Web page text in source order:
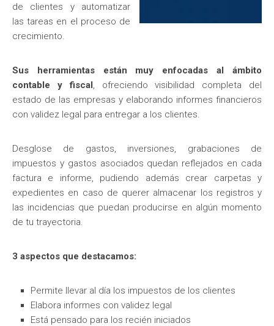
de clientes y automatizar
las tareas en el proceso de
crecimiento.
Sus herramientas están muy enfocadas al ámbito
contable y fiscal, ofreciendo visibilidad completa del
estado de las empresas y elaborando informes financieros
con validez legal para entregar a los clientes.
Desglose de gastos, inversiones, grabaciones de
impuestos y gastos asociados quedan reflejados en cada
factura e informe, pudiendo además crear carpetas y
expedientes en caso de querer almacenar los registros y
las incidencias que puedan producirse en algún momento
de tu trayectoria.
3 aspectos que destacamos:
Permite llevar al día los impuestos de los clientes
Elabora informes con validez legal
Está pensado para los recién iniciados